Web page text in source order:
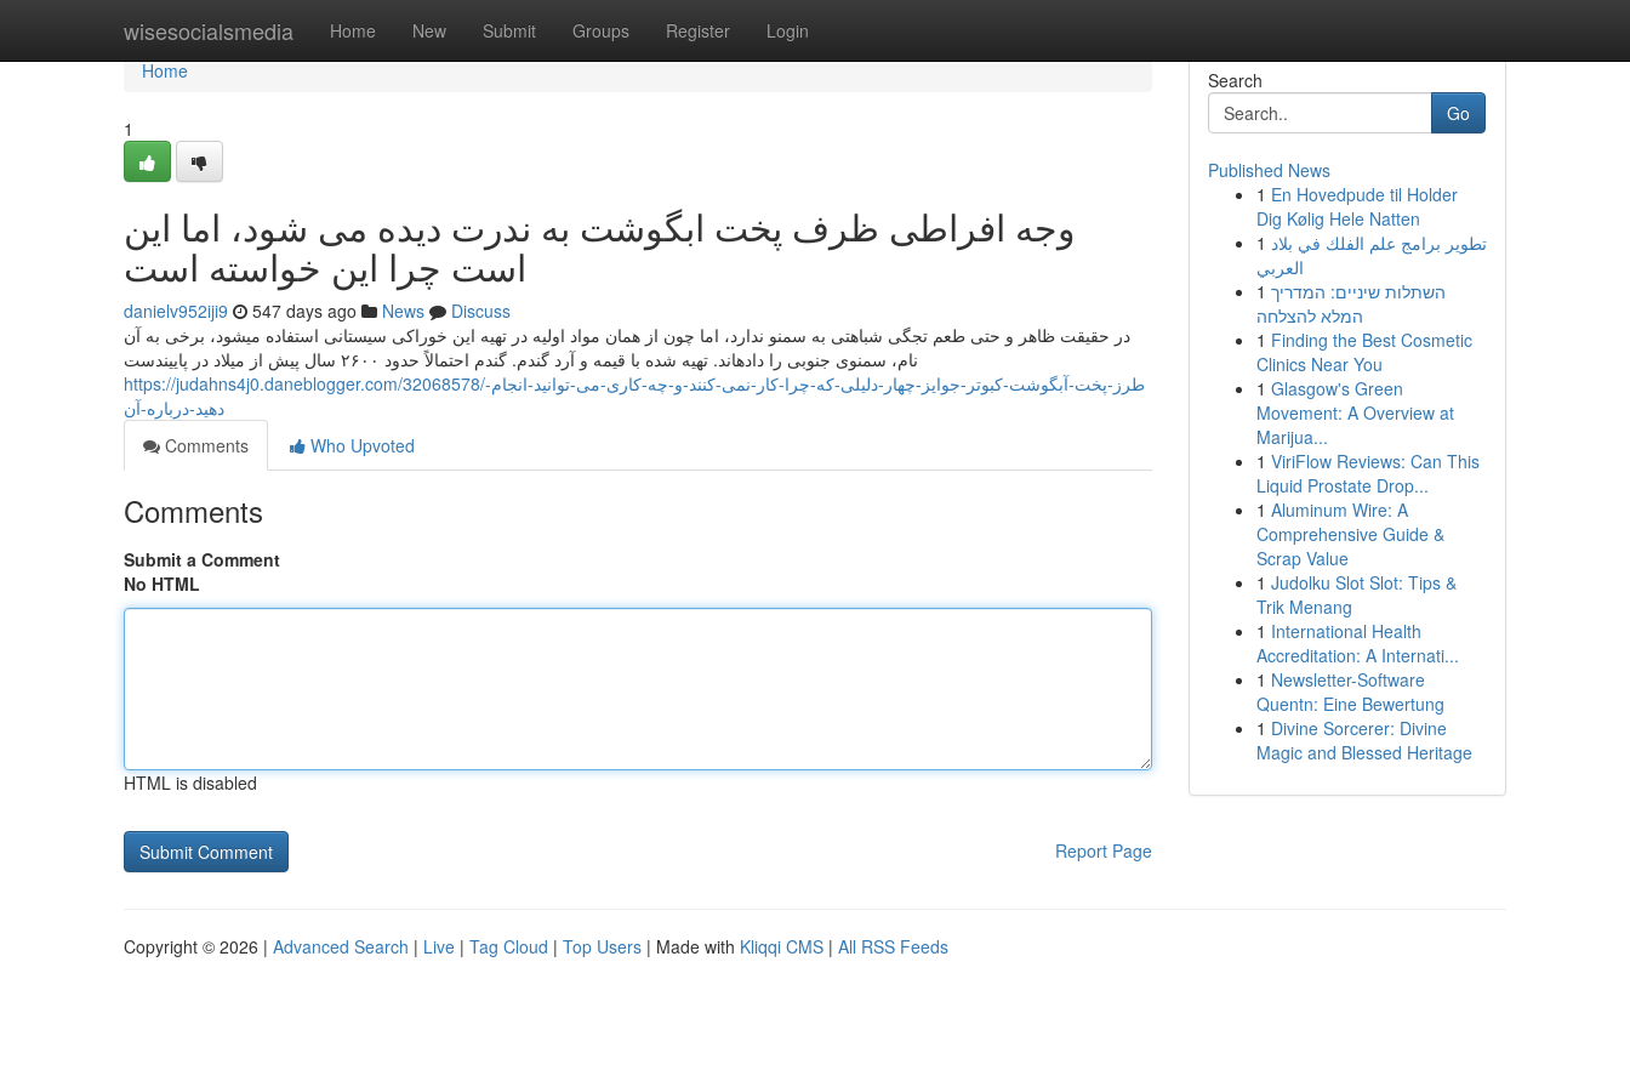
wisesocialsmedia Home New Submit Groups Register Login
Home
Home
1
وجه افراطی ظرف پخت ابگوشت به ندرت دیده می شود، اما این
است چرا این خواسته است
danielv952iji9 547 days ago News
Discuss
در حقیقت ظاهر و حتی طعم تجگی شباهتی به سمنو ندارد، اما چون از همان مواد اولیه در تهیه این خوراکی سیستانی استفاده میشود، برخی به آن
نام، سمنوی جنوبی را دادهاند. تهیه شده با قیمه و آرد گندم. گندم احتمالاً حدود ۲۶۰۰ سال پیش از میلاد در پاییندست
https://judahns4j0.daneblogger.com/32068578/طرز-پخت-آبگوشت-کبوتر-جوایز-چهار-دلیلی-که-چرا-کار-نمی-کنند-و-چه-کاری-می-توانید-انجام-
دهید-درباره-آن
Comments
Who Upvoted
Comments
Submit a Comment
No HTML
HTML is disabled
Report Page
Search
Go
Published News
1 En Hovedpude til Holder
Dig Kølig Hele Natten
1 تطوير برامج علم الفلك في بلاد
العربي
1 השתלות שיניים: המדריך
המלא להצלחה
1 Finding the Best Cosmetic
Clinics Near You
1 Glasgow's Green
Movement: A Overview at
Marijua...
1 ViriFlow Reviews: Can This
Liquid Prostate Drop...
1 Aluminum Wire: A
Comprehensive Guide &
Scrap Value
1 Judolku Slot Slot: Tips &
Trik Menang
1 International Health
Accreditation: A Internati...
1 Newsletter-Software
Quentn: Eine Bewertung
1 Divine Sorcerer: Divine
Magic and Blessed Heritage
Copyright © 2026 | Advanced Search | Live | Tag Cloud | Top Users | Made with Kliqqi CMS | All RSS Feeds